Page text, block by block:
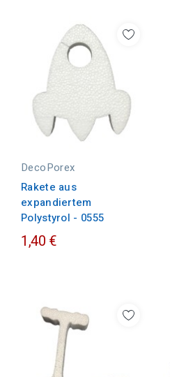
DecoPorex
Rakete aus
expandiertem
Polystyrol - 0555
1,40 €